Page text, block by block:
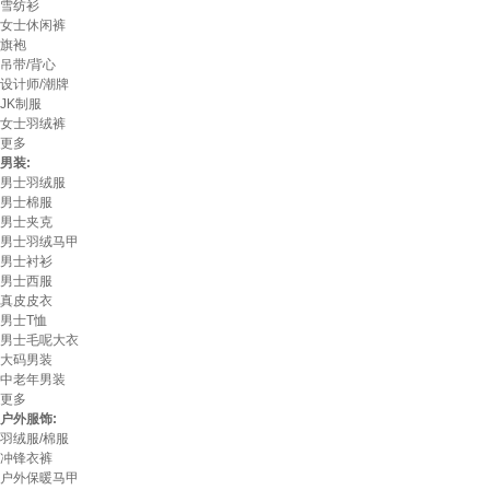
雪纺衫
女士休闲裤
旗袍
吊带/背心
设计师/潮牌
JK制服
女士羽绒裤
更多
男装:
男士羽绒服
男士棉服
男士夹克
男士羽绒马甲
男士衬衫
男士西服
真皮皮衣
男士T恤
男士毛呢大衣
大码男装
中老年男装
更多
户外服饰:
羽绒服/棉服
冲锋衣裤
户外保暖马甲